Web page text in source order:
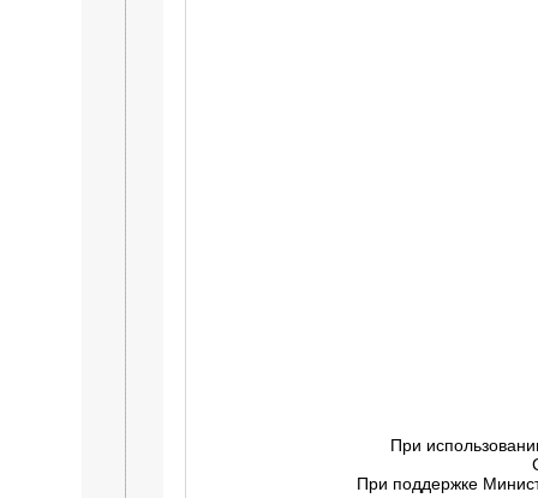
При
При поддержке